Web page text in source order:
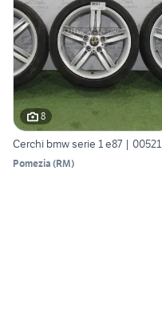
8
Cerchi bmw serie 1 e87 | 00521
Pomezia (RM)